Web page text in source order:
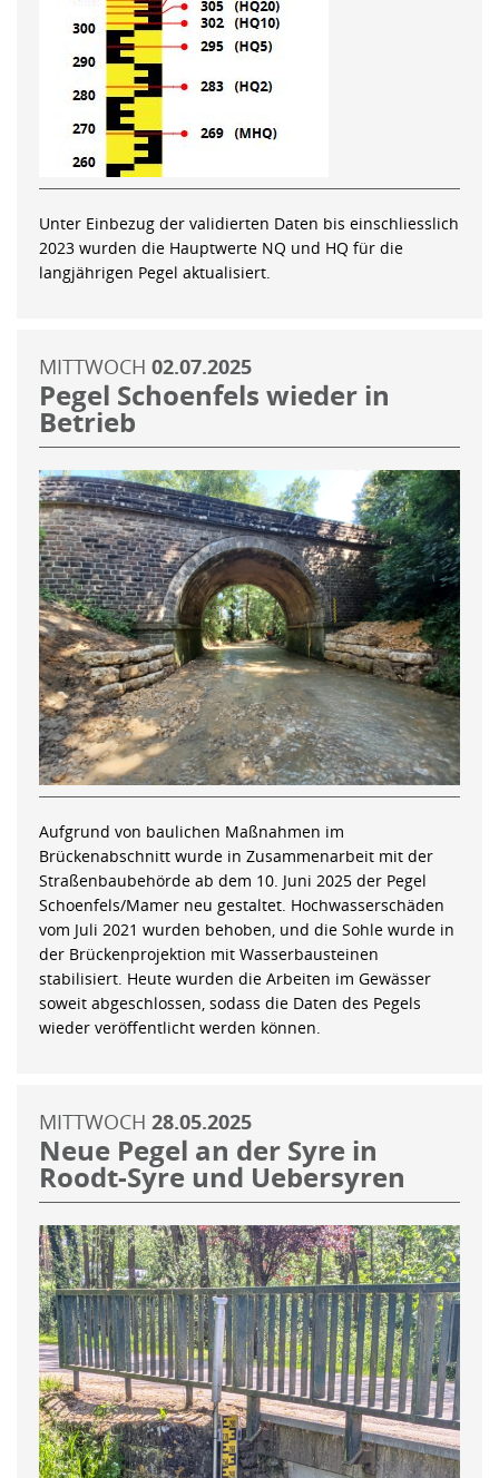
Unter Einbezug der validierten Daten bis einschliesslich
2023 wurden die Hauptwerte NQ und HQ für die
langjährigen Pegel aktualisiert.
MITTWOCH 02.07.2025
Pegel Schoenfels wieder in
Betrieb
Aufgrund von baulichen Maßnahmen im
Brückenabschnitt wurde in Zusammenarbeit mit der
Straßenbaubehörde ab dem 10. Juni 2025 der Pegel
Schoenfels/Mamer neu gestaltet. Hochwasserschäden
vom Juli 2021 wurden behoben, und die Sohle wurde in
der Brückenprojektion mit Wasserbausteinen
stabilisiert. Heute wurden die Arbeiten im Gewässer
soweit abgeschlossen, sodass die Daten des Pegels
wieder veröffentlicht werden können.
MITTWOCH 28.05.2025
Neue Pegel an der Syre in
Roodt-Syre und Uebersyren